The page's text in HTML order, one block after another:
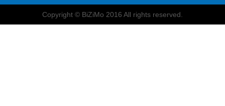
Copyright © BiZiMo 2016 All rights reserved.